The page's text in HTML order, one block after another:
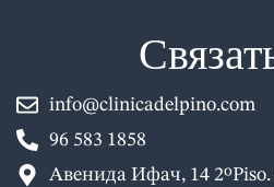
info@clinicadelpino.com
96 583 1858
Авенида Ифач, 14